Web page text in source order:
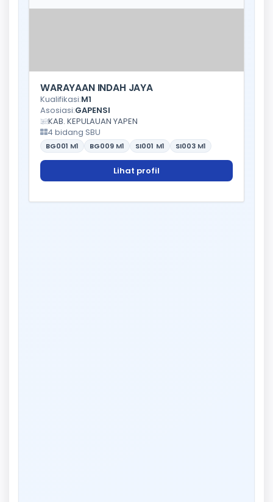
WARAYAAN INDAH JAYA
Kualifikasi:M1
Asosiasi:GAPENSI
KAB. KEPULAUAN YAPEN
4 bidang SBU
BG001 M1 BG009 M1 SI001 M1 SI003 M1
Lihat profil